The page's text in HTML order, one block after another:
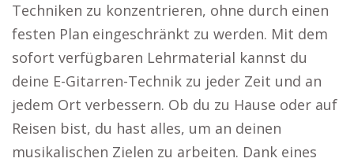
Techniken zu konzentrieren, ohne durch einen
festen Plan eingeschränkt zu werden. Mit dem
sofort verfügbaren Lehrmaterial kannst du
deine E-Gitarren-Technik zu jeder Zeit und an
jedem Ort verbessern. Ob du zu Hause oder auf
Reisen bist, du hast alles, um an deinen
musikalischen Zielen zu arbeiten. Dank eines